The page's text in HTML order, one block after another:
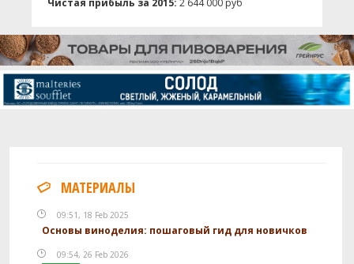
МАТЕРИАЛЫ
09:51, 18 Feb 2025
Основы виноделия: пошаговый гид для новичков
09:54, 26 Feb 2026